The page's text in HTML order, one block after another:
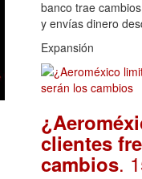
banco trae
y envías dinero
Expansión
clientes
cambios.